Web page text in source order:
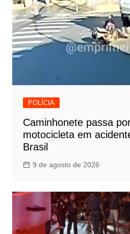
POLÍCIA
Caminhonete passa
motocicleta em
Brasil
9 de agosto de 2026